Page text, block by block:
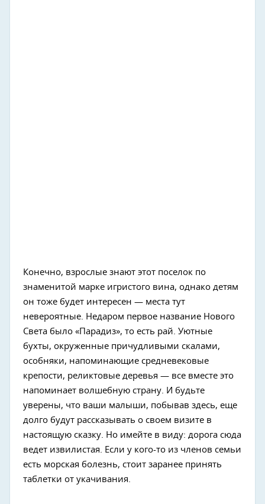
Конечно, взрослые знают этот поселок по
знаменитой марке игристого вина, однако детям
он тоже будет интересен — места тут
невероятные. Недаром первое название Нового
Света было «Парадиз», то есть рай. Уютные
бухты, окруженные причудливыми скалами,
особняки, напоминающие средневековые
крепости, реликтовые деревья — все вместе это
напоминает волшебную страну. И будьте
уверены, что ваши малыши, побывав здесь, еще
долго будут рассказывать о своем визите в
настоящую сказку. Но имейте в виду: дорога сюда
ведет извилистая. Если у кого-то из членов семьи
есть морская болезнь, стоит заранее принять
таблетки от укачивания.